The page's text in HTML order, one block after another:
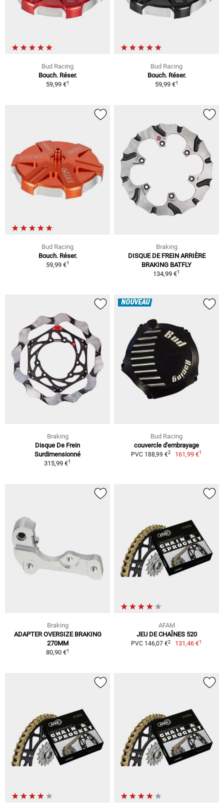
Bud Racing
Bouch. Réser.
59,99 €1
Bud Racing
Bouch. Réser.
59,99 €1
Bud Racing
Bouch. Réser.
59,99 €1
Braking
DISQUE DE FREIN ARRIÈRE
BRAKING BATFLY
134,99 €1
Braking
Disque De Frein
Surdimensionné
315,99 €1
NOUVEAU
Bud Racing
couvercle d'embrayage
PVC 188,99 €2 161,99 €1
Braking
ADAPTER OVERSIZE BRAKING
270MM
80,90 €1
AFAM
JEU DE CHAÎNES 520
PVC 146,07 €2 131,46 €1